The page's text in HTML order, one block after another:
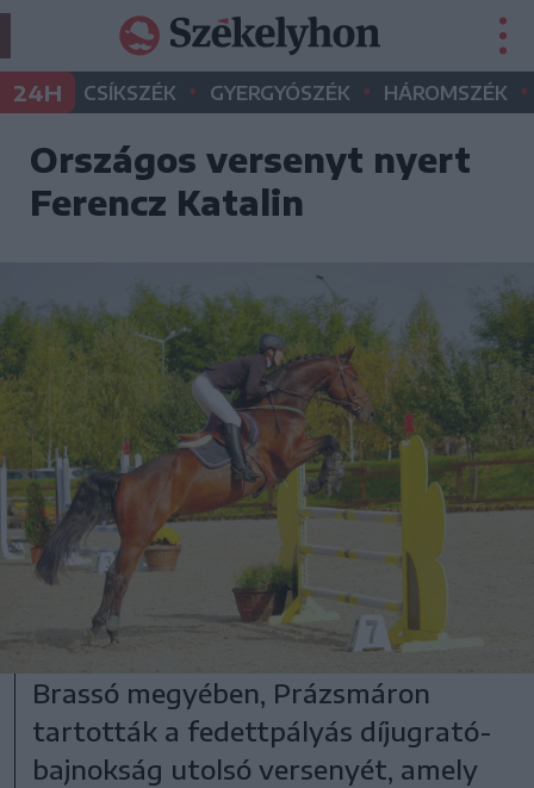
24H CSÍKSZÉK • GYERGYÓSZÉK • HÁROMSZÉK •
Országos versenyt nyert
Ferencz Katalin
Brassó megyében, Prázsmáron
tartották a fedettpályás díjugrató-
bajnokság utolsó versenyét, amely